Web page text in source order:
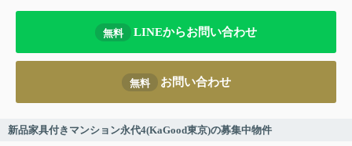
無料 LINEからお問い合わせ
無料 お問い合わせ
新品家具付きマンション永代4(KaGood東京)の募集中物件